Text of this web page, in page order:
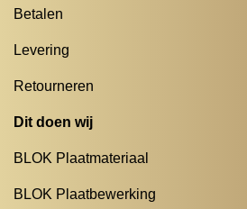
Betalen
Levering
Retourneren
Dit doen wij
BLOK Plaatmateriaal
BLOK Plaatbewerking